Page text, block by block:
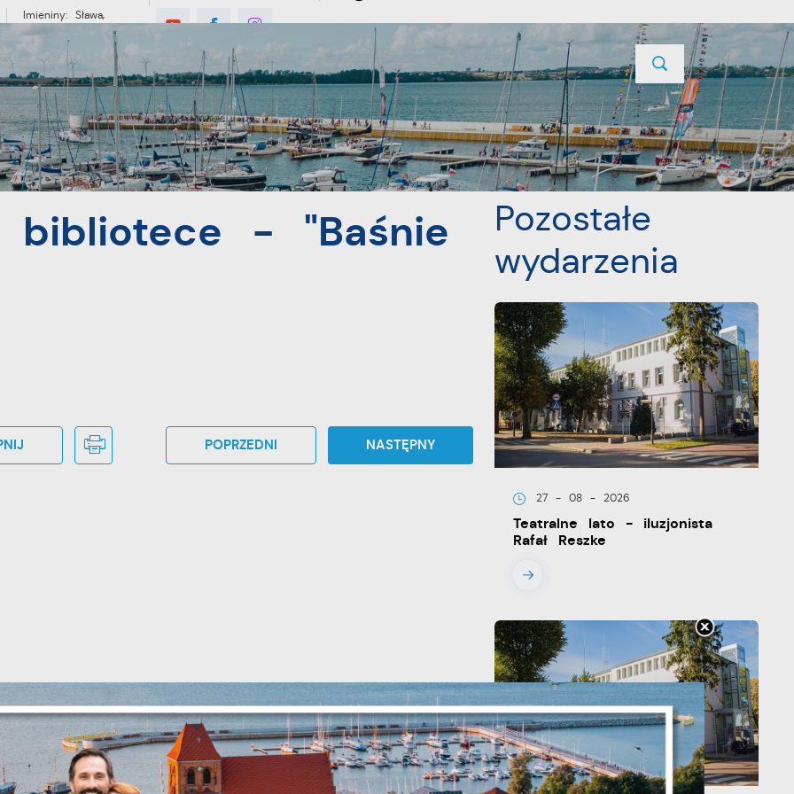
Imieniny: Sława,
Jakub, Stefan
MIESZKANIEC TURYSTYKA INWESTYCJE PROJEKTY UNIJNE KONTAKT
meksykańskie" POPRZEDNI NASTĘPNY
- "Baśnie
POPRZEDNI NASTĘPNY
Pozostałe
wydarzenia
27 - 08 - 2026
Teatralne lato - iluzjonista
Rafał Reszke
Twoją prywatność. Możesz zmienić ustawienia cookies lub
je wszystkie. W dowolnym momencie możesz dokonać zmiany
ustawień.